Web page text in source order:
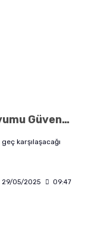
Akvaryum Taşıma: Balık Akvaryumu Güvenli Bir Şekilde Nasıl Taşınır?
karşılaşacağı
29/05/2025 09:47